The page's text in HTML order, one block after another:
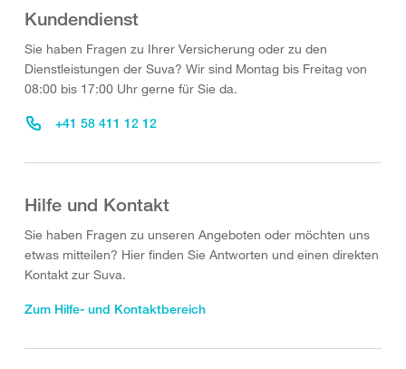
Kundendienst
Sie haben Fragen zu Ihrer Versicherung oder zu den
Dienstleistungen der Suva? Wir sind Montag bis Freitag von
08:00 bis 17:00 Uhr gerne für Sie da.
+41 58 411 12 12
Hilfe und Kontakt
Sie haben Fragen zu unseren Angeboten oder möchten uns
etwas mitteilen? Hier finden Sie Antworten und einen direkten
Kontakt zur Suva.
Zum Hilfe- und Kontaktbereich